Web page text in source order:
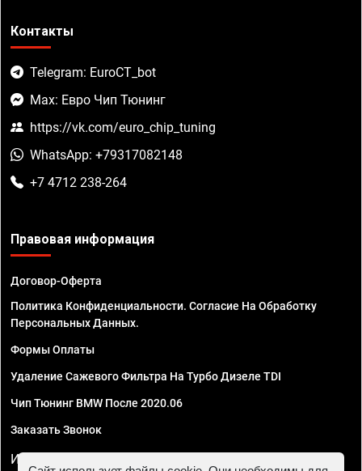
Контакты
Telegram: EuroCT_bot
Max: Евро Чип Тюнинг
https://vk.com/euro_chip_tuning
WhatsApp: +79317082148
+7 4712 238-264
Правовая информация
Договор-Оферта
Политика Конфиденциальности. Согласие На Обработку
Персональных Данных.
Формы Оплаты
Удаление Сажевого Фильтра На Турбо Дизеле TDI
Чип Тюнинг BMW После 2020.06
Заказать Звонок
ИП Смирнов Георгий Павлович. ИНН 781302555843,